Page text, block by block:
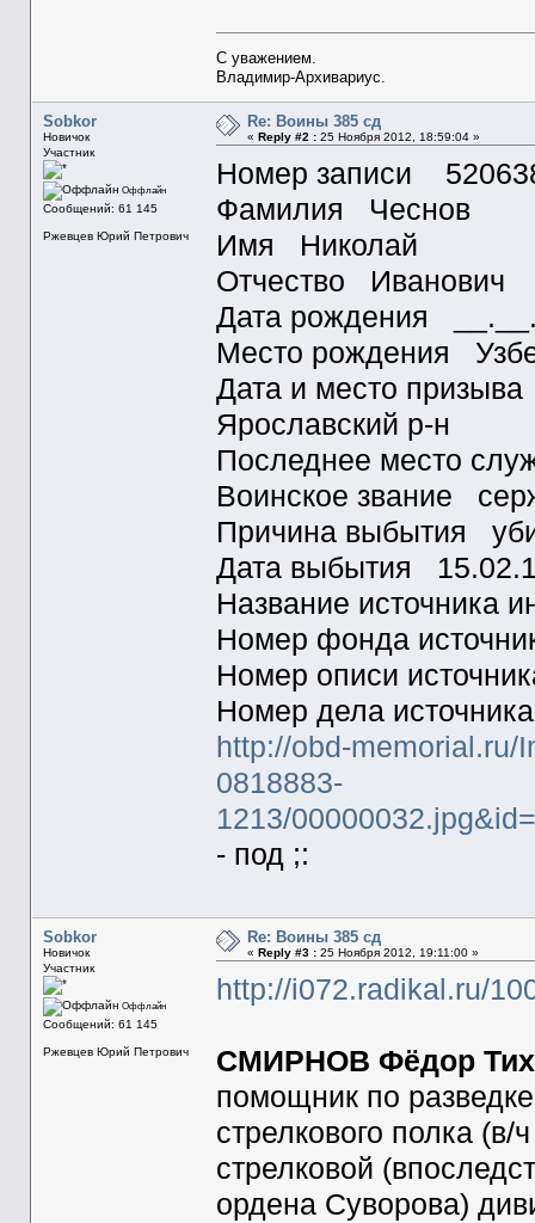
С уважением.
Владимир-Архивариус.
Sobkor
Новичок
Участник
Оффлайн
Сообщений: 61 145
Ржевцев Юрий Петрович
Re: Воины 385 сд
«Reply #2 : 25 Ноября 2012, 18:59:04 »
Номер записи
Фамилия Чеснов
Имя Николай
Отчество Иванович
Дата рождения
Место рождения
Дата и место
Ярославский р-н
Последнее место
Воинское звание
Причина выбытия
Дата выбытия
Название
Номер фонда
Номер описи
Номер дела
http://obd-memorial.ru/
0818883-
1213/
- под ;:
Sobkor
Новичок
Участник
Оффлайн
Сообщений: 61 145
Ржевцев Юрий Петрович
Re: Воины 385 сд
«Reply #3 : 25 Ноября 2012, 19:11:00 »
http://i072.radikal.ru/
СМИРНОВ Фёдор
помощник по
стрелкового полка
стрелковой
ордена Суворова)